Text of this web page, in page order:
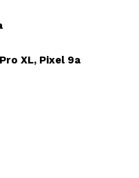
XL, Pixel 9a